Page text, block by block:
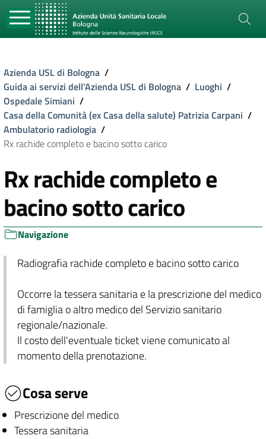
Azienda USL di Bologna /
Guida ai servizi dell'Azienda USL di Bologna / Luoghi /
Ospedale Simiani /
Casa della Comunità (ex Casa della salute) Patrizia Carpani /
Ambulatorio radiologia /
Rx rachide completo e bacino sotto carico
Rx rachide completo e
bacino sotto carico
Navigazione
Radiografia rachide completo e bacino sotto carico
Occorre la tessera sanitaria e la prescrizione del medico
di famiglia o altro medico del Servizio sanitario
regionale/nazionale.
Il costo dell'eventuale ticket viene comunicato al
momento della prenotazione.
Cosa serve
Prescrizione del medico
Tessera sanitaria